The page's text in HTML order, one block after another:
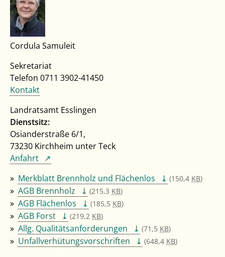
Cordula Samuleit
Sekretariat
Telefon 0711 3902-41450
Kontakt
Landratsamt Esslingen
Dienstsitz:
Osianderstraße 6/1,
73230 Kirchheim unter Teck
Anfahrt
Merkblatt Brennholz und Flächenlos
(150,4 KB)
AGB Brennholz (215,3 KB)
AGB Flächenlos (185,5 KB)
AGB Forst (219,2 KB)
Allg. Qualitätsanforderungen (71,5 KB)
Unfallverhütungsvorschriften (648,4 KB)